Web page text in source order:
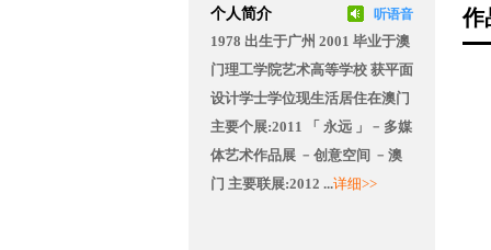
个人简介 听语音
1978 出生于广州 2001 毕业于澳
门理工学院艺术高等学校 获平面
设计学士学位现生活居住在澳门
主要个展:2011 「 永远 」﹣多媒
体艺术作品展 ﹣创意空间 ﹣澳
门 主要联展:2012 ...详细>>
作